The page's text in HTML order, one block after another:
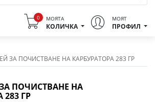
0 МОЯТА
КОЛИЧКА
МОЯТ
ПРОФИЛ
ЗА ПОЧИСТВАНЕ НА КАРБУРАТОРА 283 ГР
ПОЧИСТВАНЕ НА
283 ГР